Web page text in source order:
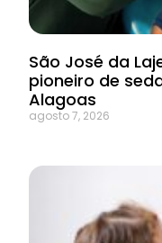
São José da
pioneiro de
Alagoas
agosto 7, 2026